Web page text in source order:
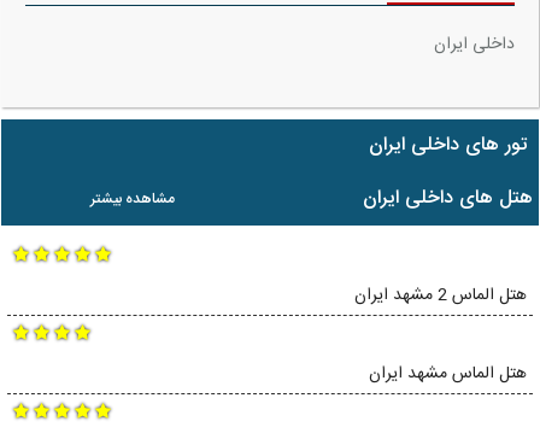
داخلی ایران
تور های داخلی ایران
مشاهده بیشتر هتل های داخلی ایران
هتل الماس 2 مشهد ایران
هتل الماس مشهد ایران